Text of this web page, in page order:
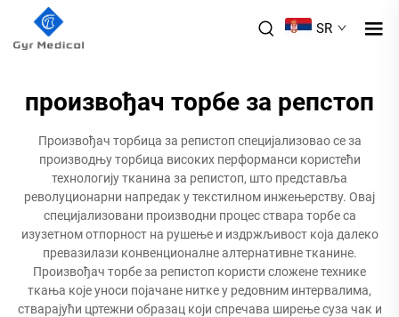
SR
произвођач торбе за репстоп
Произвођач торбица за репистоп специјализовао се за
производњу торбица високих перформанси користећи
технологију тканина за репистоп, што представља
револуционарни напредак у текстилном инжењерству. Овај
специјализовани производни процес ствара торбе са
изузетном отпорност на рушење и издржљивост која далеко
превазилази конвенционалне алтернативне тканине.
Произвођач торбе за репистоп користи сложене технике
ткања које уноси појачане нитке у редовним интервалима,
стварајући цртежни образац који спречава ширење суза чак и